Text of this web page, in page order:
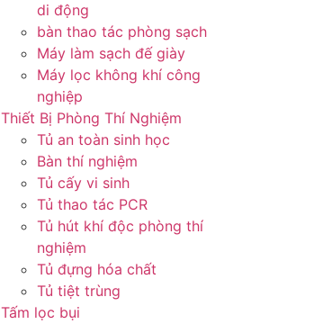
di động
bàn thao tác phòng sạch
Máy làm sạch đế giày
Máy lọc không khí công
nghiệp
Thiết Bị Phòng Thí Nghiệm
Tủ an toàn sinh học
Bàn thí nghiệm
Tủ cấy vi sinh
Tủ thao tác PCR
Tủ hút khí độc phòng thí
nghiệm
Tủ đựng hóa chất
Tủ tiệt trùng
Tấm lọc bụi